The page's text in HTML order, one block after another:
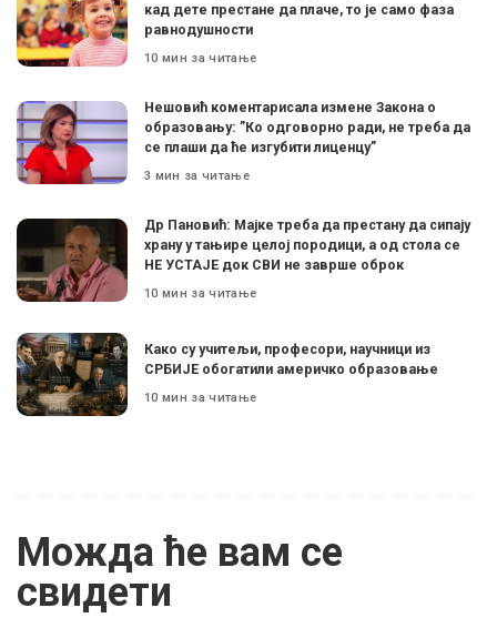
кад дете престане да плаче, то је само фаза
равнодушности
10 мин за читање
Нешовић коментарисала измене Закона о
образовању: ”Ко одговорно ради, не треба да
се плаши да ће изгубити лиценцу”
3 мин за читање
Др Пановић: Мајке треба да престану да сипају
храну у тањире целој породици, а од стола се
НЕ УСТАЈЕ док СВИ не заврше оброк
10 мин за читање
Како су учитељи, професори, научници из
СРБИЈЕ обогатили америчко образовање
10 мин за читање
Можда ће вам се
свидети